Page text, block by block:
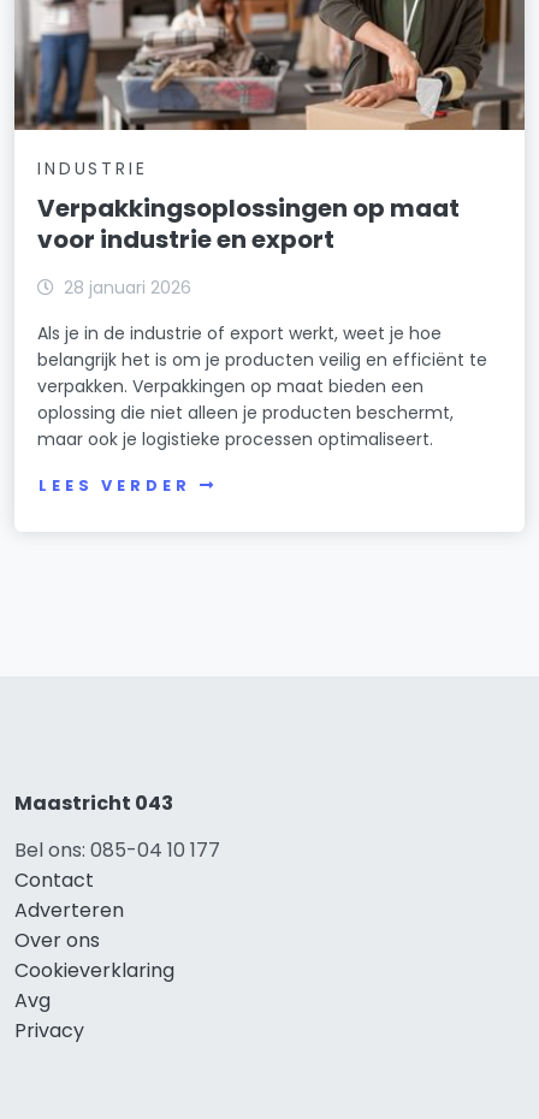
INDUSTRIE
Verpakkingsoplossingen op maat
voor industrie en export
28 januari 2026
Als je in de industrie of export werkt, weet je hoe
belangrijk het is om je producten veilig en efficiënt te
verpakken. Verpakkingen op maat bieden een
oplossing die niet alleen je producten beschermt,
maar ook je logistieke processen optimaliseert.
LEES VERDER
Maastricht 043
Bel ons: 085-04 10 177
Contact
Adverteren
Over ons
Cookieverklaring
Avg
Privacy